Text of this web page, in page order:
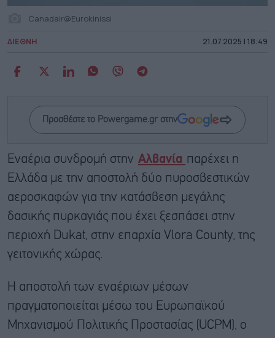
Canadair@Eurokinissi
ΔΙΕΘΝΗ 21.07.2025 | 18:49
Προσθέστε το Powergame.gr στην
Εναέρια συνδρομή στην Αλβανία παρέχει η
Ελλάδα με την αποστολή δύο πυροσβεστικών
αεροσκαφών για την κατάσβεση μεγάλης
δασικής πυρκαγιάς που έχει ξεσπάσει στην
περιοχή Dukat, στην επαρχία Vlora County, της
γειτονικής χώρας.
Η αποστολή των εναέριων μέσων
πραγματοποιείται μέσω του Ευρωπαϊκού
Μηχανισμού Πολιτικής Προστασίας (UCPM), ο